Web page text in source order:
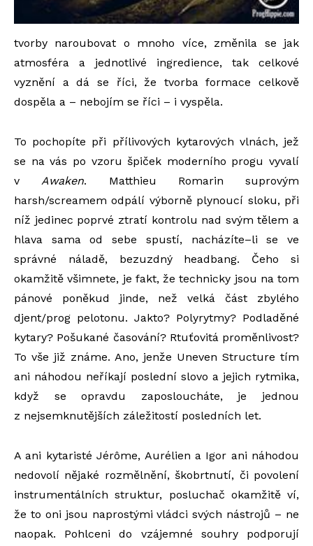
tvorby naroubovat o mnoho více, změnila se jak
atmosféra a jednotlivé ingredience, tak celkové
vyznění a dá se říci, že tvorba formace celkově
dospěla a – nebojím se říci – i vyspěla.
To pochopíte při přílivových kytarových vlnách, jež
se na vás po vzoru špiček moderního progu vyvalí
vAwaken. Matthieu Romarin suprovým
harsh/screamem odpálí výborně plynoucí sloku, při
níž jedinec poprvé ztratí kontrolu nad svým tělem a
hlava sama od sebe spustí, nacházíte–li se ve
správné náladě, bezuzdný headbang. Čeho si
okamžitě všimnete, je fakt, že technicky jsou na tom
pánové poněkud jinde, než velká část zbylého
djent/prog pelotonu. Jakto? Polyrytmy? Podladěné
kytary? Pošukané časování? Rtuťovitá proměnlivost?
To vše již známe. Ano, jenže Uneven Structure tím
ani náhodou neříkají poslední slovo a jejich rytmika,
když se opravdu zaposloucháte, je jednou
z nejsemknutějších záležitostí posledních let.
A ani kytaristé Jérôme, Aurélien a Igor ani náhodou
nedovolí nějaké rozmělnění, škobrtnutí, či povolení
instrumentálních struktur, posluchač okamžitě ví,
že to oni jsou naprostými vládci svých nástrojů – ne
naopak. Pohlceni do vzájemné souhry podporují